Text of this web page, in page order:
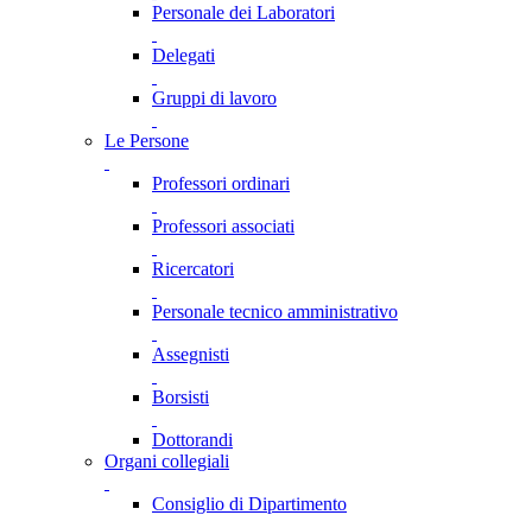
Personale dei Laboratori
Delegati
Gruppi di lavoro
Le Persone
Professori ordinari
Professori associati
Ricercatori
Personale tecnico amministrativo
Assegnisti
Borsisti
Dottorandi
Organi collegiali
Consiglio di Dipartimento